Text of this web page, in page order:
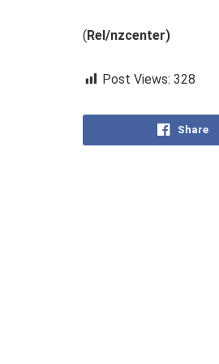
(Rel/nzcenter)
Post Views: 328
Share